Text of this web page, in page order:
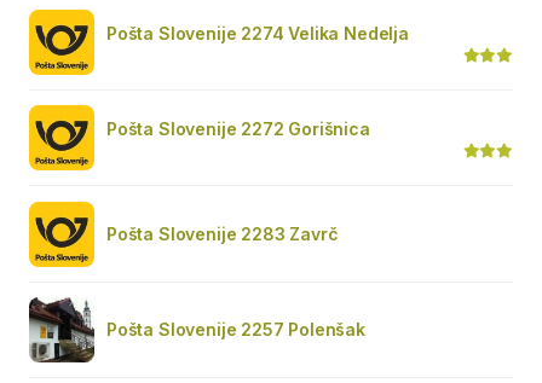
Pošta Slovenije 2274 Velika Nedelja
Pošta Slovenije 2272 Gorišnica
Pošta Slovenije 2283 Zavrč
Pošta Slovenije 2257 Polenšak